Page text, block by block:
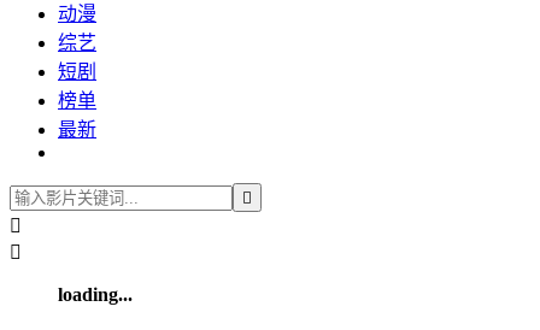
动漫
综艺
短剧
榜单
最新



loading...